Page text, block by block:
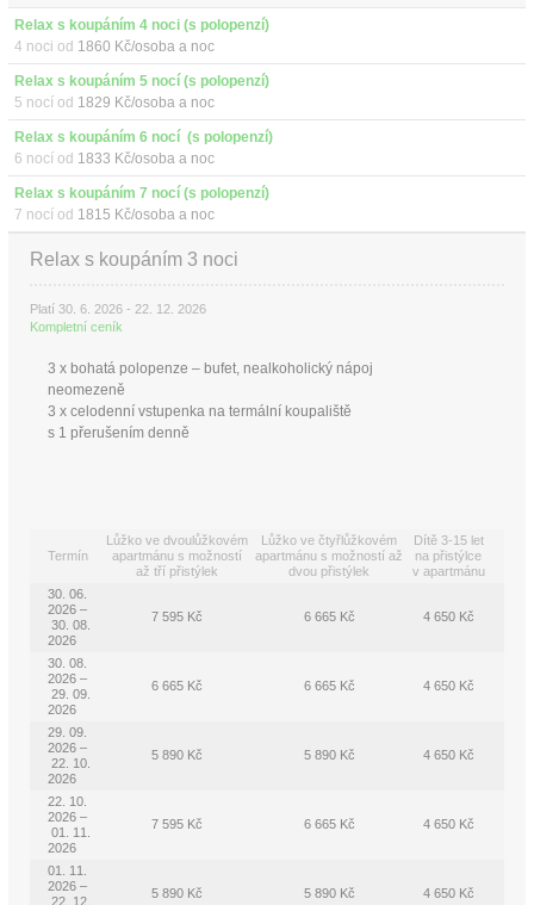
Relax s koupáním 4 noci (s polopenzí)
4 noci od 1860 Kč/osoba a noc
Relax s koupáním 5 nocí (s polopenzí)
5 nocí od 1829 Kč/osoba a noc
Relax s koupáním 6 nocí  (s polopenzí)
6 nocí od 1833 Kč/osoba a noc
Relax s koupáním 7 nocí (s polopenzí)
7 nocí od 1815 Kč/osoba a noc
Relax s koupáním 3 noci
Platí 30. 6. 2026 - 22. 12. 2026
Kompletní ceník
3 x bohatá polopenze – bufet, nealkoholický nápoj
neomezeně
3 x celodenní vstupenka na termální koupaliště
s 1 přerušením denně
Termín
Lůžko ve dvoulůžkovém
apartmánu s možností
až tří přistýlek
Lůžko ve čtyřlůžkovém
apartmánu s možností až
dvou přistýlek
Dítě 3-15 let
na přistýlce
v apartmánu
30. 06.
2026 –
30. 08.
2026
7 595 Kč 6 665 Kč 4 650 Kč
30. 08.
2026 –
29. 09.
2026
6 665 Kč 6 665 Kč 4 650 Kč
29. 09.
2026 –
22. 10.
2026
5 890 Kč 5 890 Kč 4 650 Kč
22. 10.
2026 –
01. 11.
2026
7 595 Kč 6 665 Kč 4 650 Kč
01. 11.
2026 –
22. 12.
5 890 Kč 5 890 Kč 4 650 Kč